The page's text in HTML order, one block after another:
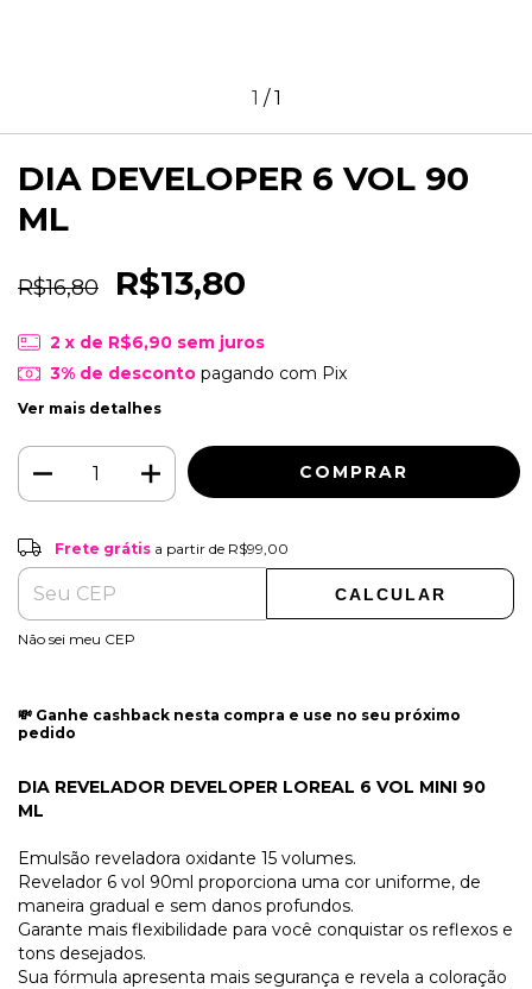
1 /1
DIA DEVELOPER 6 VOL 90
ML
R$16,80 R$13,80
2 x de R$6,90 sem juros
3% de descontopagando com Pix
Ver mais detalhes
Frete grátis R$99,00
Entregas para o CEP: ALTERAR CEP
Frete grátisa partir de R$99,00
CALCULAR
Não sei meu CEP
💸 Ganhe cashback nesta compra e use no seu próximo
pedido
DIA REVELADOR DEVELOPER LOREAL 6 VOL MINI 90
ML
Emulsão reveladora oxidante 15 volumes.
Revelador 6 vol 90ml proporciona uma cor uniforme, de
maneira gradual e sem danos profundos.
Garante mais flexibilidade para você conquistar os reflexos e
tons desejados.
Sua fórmula apresenta mais segurança e revela a coloração